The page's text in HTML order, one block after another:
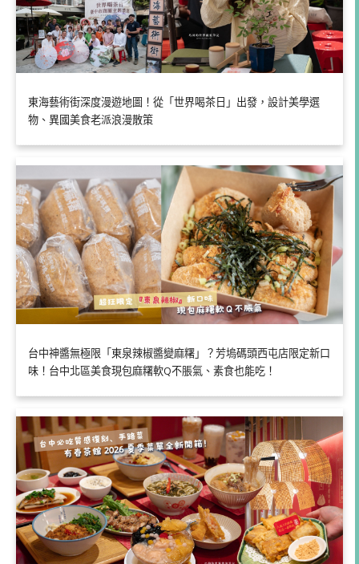
東海藝術街深度漫遊地圖！從「世界喝茶日」出發，設計美學選
物、異國美食老派浪漫散策
台中神醬無極限「東泉辣椒醬變麻糬」？芳塢碼頭西屯店限定新口
味！台中北區美食現包麻糬軟Q不脹氣、素食也能吃！